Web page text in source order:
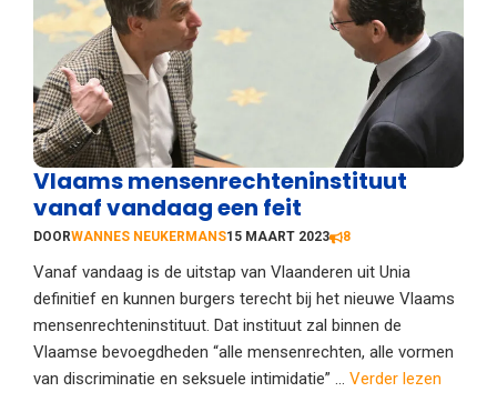
Vlaams mensenrechteninstituut
vanaf vandaag een feit
DOORWANNES NEUKERMANS15 MAART 2023 8
Vanaf vandaag is de uitstap van Vlaanderen uit Unia
definitief en kunnen burgers terecht bij het nieuwe Vlaams
mensenrechteninstituut. Dat instituut zal binnen de
Vlaamse bevoegdheden “alle mensenrechten, alle vormen
van discriminatie en seksuele intimidatie” ... Verder lezen